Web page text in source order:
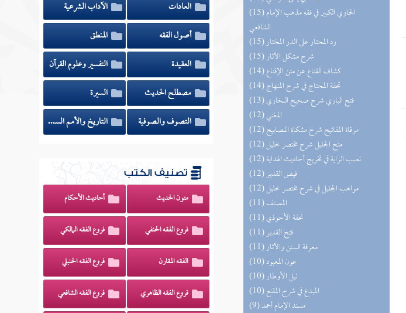
(15) الحاوي الكبير في فقه مذهب الإمام
الشافعي
(15) رد المحتار على الدر المختار
(15) شرح مشكل الآثار
(14) كشاف القناع عن متن الإقناع
(14) تحفة المحتاج في شرح المنهاج
(13) فتح الباري شرح صحيح البخاري
(12) المغني
(12) مرقاة المفاتيح شرح مشكاة المصابيح
(12) منح الجليل شرح مختصر خليل
(12) نصب الراية في تخريج أحاديث الهداية
(12) فيض القدير
(12) مواهب الجليل في شرح مختصر خليل
(11) المصنف
(11) تحفة الأحوذي
(11) فتح القدير
(11) معرفة السنن والآثار
(10) عون المعبود
(10) نيل الأوطار
(10) المبدع في شرح المقنع
(9) مسند الإمام أحمد
العادات
الآداب الشرعية
أصول الفقه
المنطق
العقيدة
التفسير وعلوم القرآن
مصطلح الحديث
السيرة
التصوف والصوفية
التاريخ والأمم السابقة
تصنيف الكتب
متون الحديث أحاديث الأحكام
فروع الفقه الحنفي فروع الفقه المالكي
الفقه المقارن فروع الفقه الحنبلي
فروع الفقه الظاهري فروع الفقه الشافعي